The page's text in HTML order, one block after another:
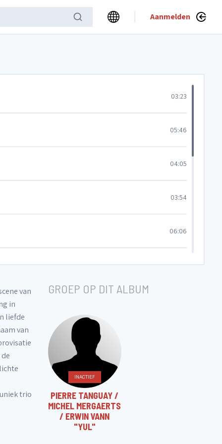
Aanmelden
03:23
05:46
04:05
03:54
06:06
03:26
van
in
liefde
van
trio
GROEP OP DIT ALBUM
INACTIEF
PIERRE TANGUAY /
MICHEL MERGAERTS
/ ERWIN VANN
"YUL"